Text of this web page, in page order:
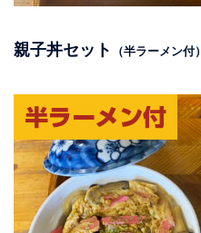
親子丼セット （半ラーメン付）